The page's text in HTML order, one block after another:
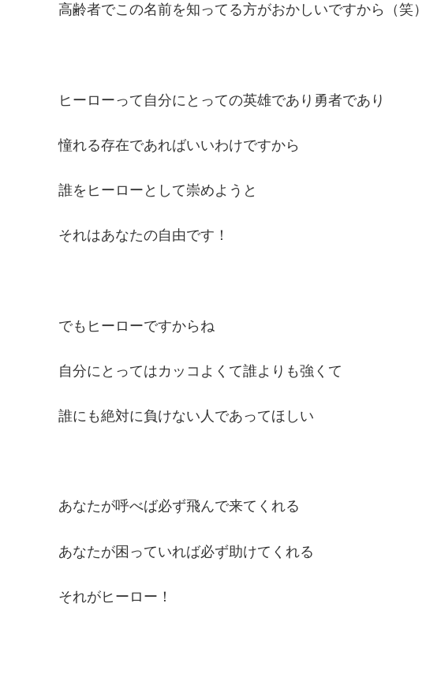
高齢者でこの名前を知ってる方がおかしいですから（笑）
ヒーローって自分にとっての英雄であり勇者であり
憧れる存在であればいいわけですから
誰をヒーローとして崇めようと
それはあなたの自由です！
でもヒーローですからね
自分にとってはカッコよくて誰よりも強くて
誰にも絶対に負けない人であってほしい
あなたが呼べば必ず飛んで来てくれる
あなたが困っていれば必ず助けてくれる
それがヒーロー！